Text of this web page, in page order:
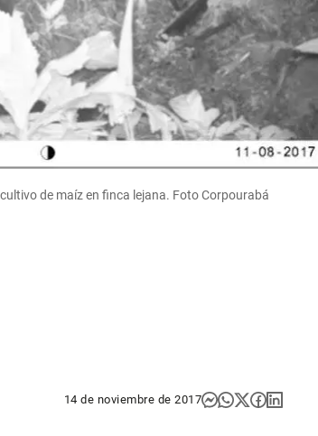
de maíz en finca lejana. Foto Corpourabá
14 de noviembre de 2017